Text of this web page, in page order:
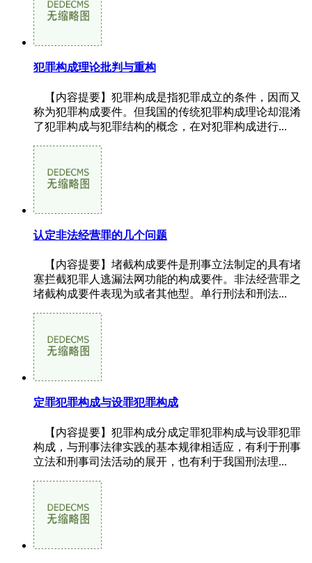
犯罪构成理论批判与重构
【内容提要】犯罪构成是指犯罪成立的条件，因而又
称为犯罪构成要件。但我国的传统犯罪构成理论却混淆
了犯罪构成与犯罪结构的概念，在对犯罪构成进行...
认定非法经营罪的几个问题
【内容提要】堵截构成要件是刑事立法制定的具有堵
塞拦截犯罪人逃漏法网功能的构成要件。非法经营罪之
堵截构成要件表现为或者其他型。单行刑法和刑法...
定罪犯罪构成与设罪犯罪构成
【内容提要】犯罪构成分成定罪犯罪构成与设罪犯罪
构成，与刑事法律实践的基本规律相适应，有利于刑事
立法和刑事司法活动的展开，也有利于我国刑法理...